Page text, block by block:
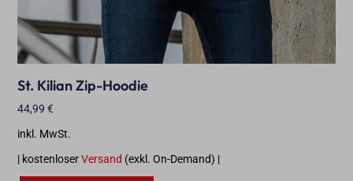
St. Kilian Zip-Hoodie
44,99€
inkl. MwSt.
| kostenloserVersand (exkl. On-Demand) |